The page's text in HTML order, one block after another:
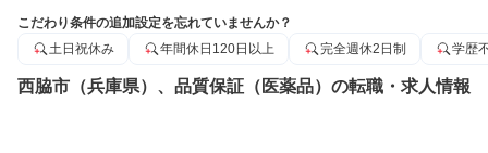
こだわり条件の追加設定を忘れていませんか？
土日祝休み
年間休日120日以上 完全週休2日制 学歴
西脇市（兵庫県）、品質保証（医薬品）の転職・求人情報